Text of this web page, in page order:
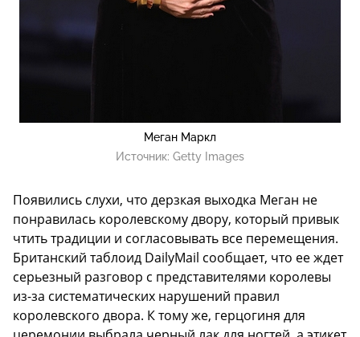
Меган Маркл
Источник: Getty Images
Появились слухи, что дерзкая выходка Меган не
понравилась королевскому двору, который привык
чтить традиции и согласовывать все перемещения.
Британский таблоид DailyMail сообщает, что ее ждет
серьезный разговор с представителями королевы
из-за систематических нарушений правил
королевского двора. К тому же, герцогиня для